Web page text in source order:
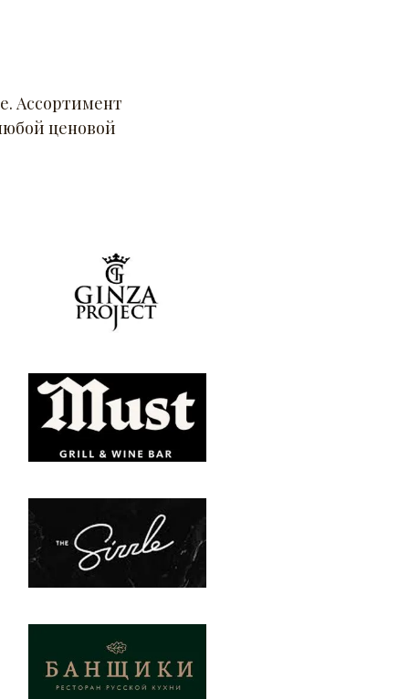
Ассортимент
ценовой